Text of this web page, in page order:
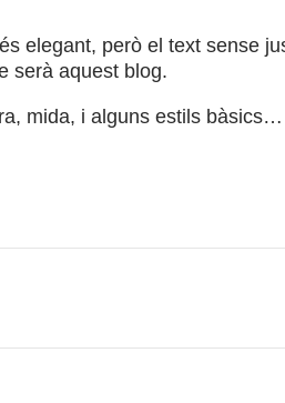
elegant, però el text sense
serà aquest blog.
mida, i alguns estils